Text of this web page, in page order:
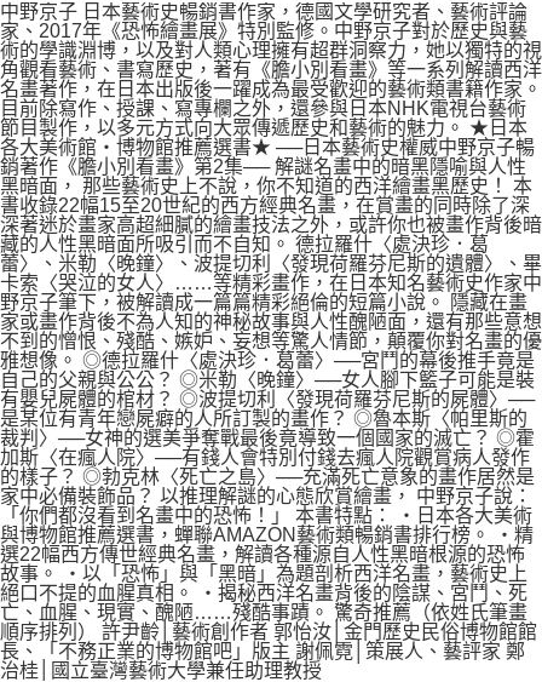
中野京子 日本藝術史暢銷書作家，德國文學研究者、藝術評論
家、2017年《恐怖繪畫展》特別監修。中野京子對於歷史與藝
術的學識淵博，以及對人類心理擁有超群洞察力，她以獨特的視
角觀看藝術、書寫歷史，著有《膽小別看畫》等一系列解讀西洋
名畫著作，在日本出版後一躍成為最受歡迎的藝術類書籍作家。
目前除寫作、授課、寫專欄之外，還參與日本NHK電視台藝術
節目製作，以多元方式向大眾傳遞歷史和藝術的魅力。 ★日本
各大美術館‧博物館推薦選書★ ──日本藝術史權威中野京子暢
銷著作《膽小別看畫》第2集── 解謎名畫中的暗黑隱喻與人性
黑暗面， 那些藝術史上不說，你不知道的西洋繪畫黑歷史！ 本
書收錄22幅15至20世紀的西方經典名畫，在賞畫的同時除了深
深著迷於畫家高超細膩的繪畫技法之外，或許你也被畫作背後暗
藏的人性黑暗面所吸引而不自知。 德拉羅什〈處決珍．葛
蕾〉、米勒〈晚鐘〉、波提切利〈發現荷羅芬尼斯的遺體〉、畢
卡索〈哭泣的女人〉……等精彩畫作，在日本知名藝術史作家中
野京子筆下，被解讀成一篇篇精彩絕倫的短篇小說。 隱藏在畫
家或畫作背後不為人知的神秘故事與人性醜陋面，還有那些意想
不到的憎恨、殘酷、嫉妒、妄想等驚人情節，顛覆你對名畫的優
雅想像。 ◎德拉羅什〈處決珍．葛蕾〉──宮鬥的幕後推手竟是
自己的父親與公公？ ◎米勒〈晚鐘〉──女人腳下籃子可能是裝
有嬰兒屍體的棺材？ ◎波提切利〈發現荷羅芬尼斯的屍體〉──
是某位有青年戀屍癖的人所訂製的畫作？ ◎魯本斯〈帕里斯的
裁判〉──女神的選美爭奪戰最後竟導致一個國家的滅亡？ ◎霍
加斯〈在瘋人院〉──有錢人會特別付錢去瘋人院觀賞病人發作
的樣子？ ◎勃克林〈死亡之島〉──充滿死亡意象的畫作居然是
家中必備裝飾品？ 以推理解謎的心態欣賞繪畫， 中野京子說：
「你們都沒看到名畫中的恐怖！」 本書特點： ‧日本各大美術
與博物館推薦選書，蟬聯AMAZON藝術類暢銷書排行榜。 ‧精
選22幅西方傳世經典名畫，解讀各種源自人性黑暗根源的恐怖
故事。 ‧以「恐怖」與「黑暗」為題剖析西洋名畫，藝術史上
絕口不提的血腥真相。 ‧揭秘西洋名畫背後的陰謀、宮鬥、死
亡、血腥、現實、醜陋……殘酷事蹟。 驚奇推薦（依姓氏筆畫
順序排列） 許尹齡│藝術創作者 郭怡汝│金門歷史民俗博物館館
長、「不務正業的博物館吧」版主 謝佩霓│策展人、藝評家 鄭
治桂│國立臺灣藝術大學兼任助理教授